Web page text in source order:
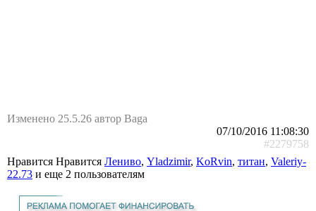
Изменено 25.5.26 автор Baga
07/10/2016 11:08:30
#2279758
Нравится Нравится Лениво, Yladzimir, KoRvin, титан, Valeriy-
22.73 и еще 2 пользователям